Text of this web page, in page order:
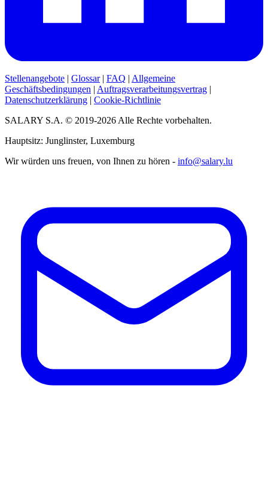
Stellenangebote | Glossar| FAQ | Allgemeine
Geschäftsbedingungen | Auftragsverarbeitungsvertrag |
Datenschutzerklärung | Cookie-Richtlinie
SALARY S.A. © 2019-2026 Alle Rechte vorbehalten.
Hauptsitz: Junglinster, Luxemburg
Wir würden uns freuen, von Ihnen zu hören - info@salary.lu